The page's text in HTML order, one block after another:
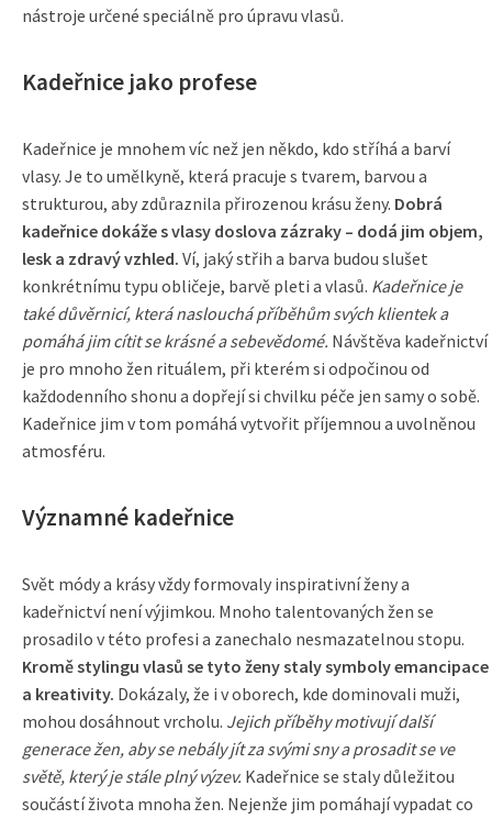
nástroje určené speciálně pro úpravu vlasů.
Kadeřnice jako profese
Kadeřnice je mnohem víc než jen někdo, kdo stříhá a barví
vlasy. Je to umělkyně, která pracuje s tvarem, barvou a
strukturou, aby zdůraznila přirozenou krásu ženy. Dobrá
kadeřnice dokáže s vlasy doslova zázraky – dodá jim objem,
lesk a zdravý vzhled. Ví, jaký střih a barva budou slušet
konkrétnímu typu obličeje, barvě pleti a vlasů. Kadeřnice je
také důvěrnicí, která naslouchá příběhům svých klientek a
pomáhá jim cítit se krásné a sebevědomé. Návštěva kadeřnictví
je pro mnoho žen rituálem, při kterém si odpočinou od
každodenního shonu a dopřejí si chvilku péče jen samy o sobě.
Kadeřnice jim v tom pomáhá vytvořit příjemnou a uvolněnou
atmosféru.
Významné kadeřnice
Svět módy a krásy vždy formovaly inspirativní ženy a
kadeřnictví není výjimkou. Mnoho talentovaných žen se
prosadilo v této profesi a zanechalo nesmazatelnou stopu.
Kromě stylingu vlasů se tyto ženy staly symboly emancipace
a kreativity. Dokázaly, že i v oborech, kde dominovali muži,
mohou dosáhnout vrcholu. Jejich příběhy motivují další
generace žen, aby se nebály jít za svými sny a prosadit se ve
světě, který je stále plný výzev. Kadeřnice se staly důležitou
součástí života mnoha žen. Nejenže jim pomáhají vypadat co